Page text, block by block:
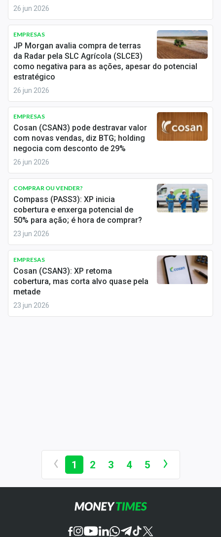
Internacional
Marketing
Tecnologia
Conteúdo de Marca
Sobre
Expediente
Contato
26 jun 2026
EMPRESAS
JP Morgan avalia compra de terras
da Radar pela SLC Agrícola (SLCE3)
como negativa para as ações, apesar do potencial
estratégico
26 jun 2026
EMPRESAS
Cosan (CSAN3) pode destravar valor
com novas vendas, diz BTG; holding
negocia com desconto de 29%
26 jun 2026
COMPRAR OU VENDER?
Compass (PASS3): XP inicia
cobertura e enxerga potencial de
50% para ação; é hora de comprar?
23 jun 2026
EMPRESAS
Cosan (CSAN3): XP retoma
cobertura, mas corta alvo quase pela
metade
23 jun 2026
1 2 3 4 5